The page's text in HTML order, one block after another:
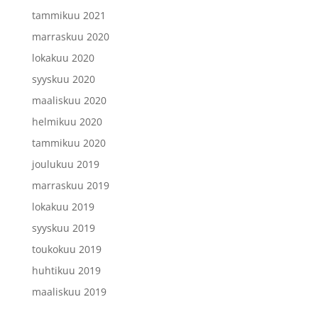
tammikuu 2021
marraskuu 2020
lokakuu 2020
syyskuu 2020
maaliskuu 2020
helmikuu 2020
tammikuu 2020
joulukuu 2019
marraskuu 2019
lokakuu 2019
syyskuu 2019
toukokuu 2019
huhtikuu 2019
maaliskuu 2019